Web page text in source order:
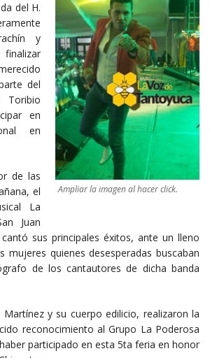
Ampliar la imagen al hacer click.
del H.
y
finalizar
del
Toribio
en
en
de las
el
La
Juan
sus principales éxitos, ante un lleno
quienes desesperadas buscaban
de los cantautores de dicha banda
Martínez y su cuerpo edilicio, realizaron la
reconocimiento al Grupo La Poderosa
participado en esta 5ta feria en honor